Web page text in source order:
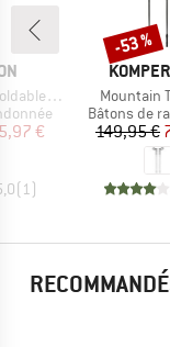
Madder
réduit
€
(1 )
MARQUE
Article
Mountain
Product
Bâtons de
149,95 €
Remise
-53 %